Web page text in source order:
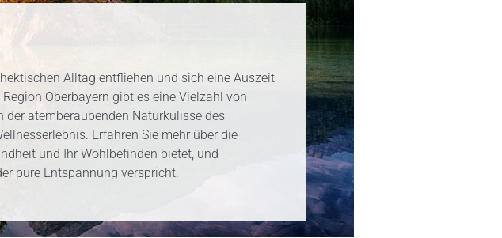
Alltag entfliehen und sich eine Auszeit
Oberbayern gibt es eine Vielzahl von
der atemberaubenden Naturkulisse des
Erfahren Sie mehr über die
und Ihr Wohlbefinden bietet, und
pure Entspannung verspricht.